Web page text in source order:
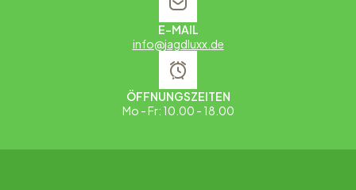
E-MAIL
info@jagdluxx.de
ÖFFNUNGSZEITEN
Mo - Fr: 10.00 - 18.00